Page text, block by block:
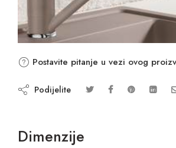
Postavite pitanje u vezi ovog
Podijelite
Dimenzije